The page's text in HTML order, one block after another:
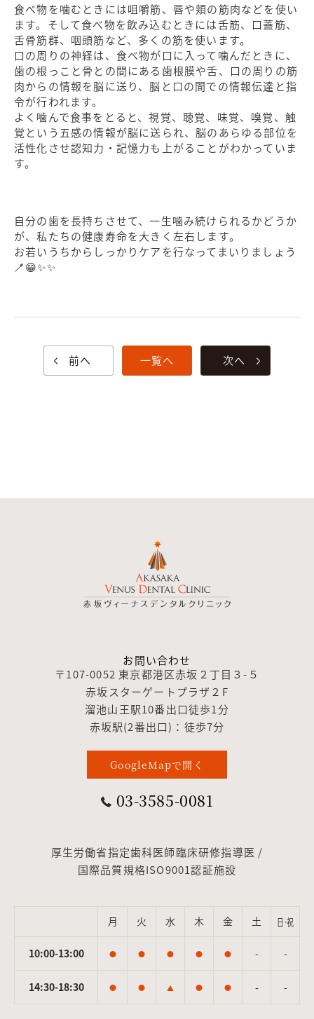
食べ物を噛むときには咀嚼筋、唇や頬の筋肉などを使い
ます。そして食べ物を飲み込むときには舌筋、口蓋筋、
舌骨筋群、咽頭筋など、多くの筋を使います。
口の周りの神経は、食べ物が口に入って噛んだときに、
歯の根っこと骨との間にある歯根膜や舌、口の周りの筋
肉からの情報を脳に送り、脳と口の間での情報伝達と指
令が行われます。
よく噛んで食事をとると、視覚、聴覚、味覚、嗅覚、触
覚という五感の情報が脳に送られ、脳のあらゆる部位を
活性化させ認知力・記憶力も上がることがわかっていま
す。
自分の歯を長持ちさせて、一生噛み続けられるかどうか
が、私たちの健康寿命を大きく左右します。
お若いうちからしっかりケアを行なってまいりましょう
🪥😁✨✨
前へ 一覧へ 次へ
お問い合わせ
〒107-0052 東京都港区赤坂２丁目３-５
赤坂スターゲートプラザ２F
溜池山王駅10番出口徒歩1分
赤坂駅(2番出口)：徒歩7分
GoogleMapで開く
03-3585-0081
厚生労働省指定歯科医師臨床研修指導医 /
国際品質規格ISO9001認証施設
月 火 水 木 金 土 日·祝
10:00-13:00 ● ● ● ● ● - -
14:30-18:30 ● ● ▲ ● ● - -